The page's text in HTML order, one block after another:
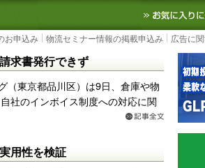
流ニュースサイト
3PL, SCMなど国内外の最新の
お申込み 物流セミナー情報の掲載申込み 広告に
求書発行できず
（東京都品川区）は9日、倉庫や物
社のインボイス制度への対応に関
用性を検証